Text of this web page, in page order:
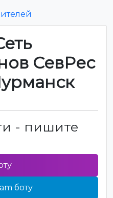
СевРес
- пишите
боту